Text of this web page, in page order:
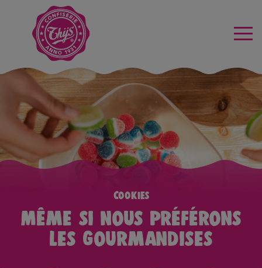
Cookies
Même si nous préférons
les gourmandises